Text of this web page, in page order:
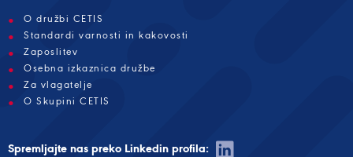
O družbi CETIS
Standardi varnosti in kakovosti
Zaposlitev
Osebna izkaznica družbe
Za vlagatelje
O Skupini CETIS
Spremljajte nas preko Linkedin profila: